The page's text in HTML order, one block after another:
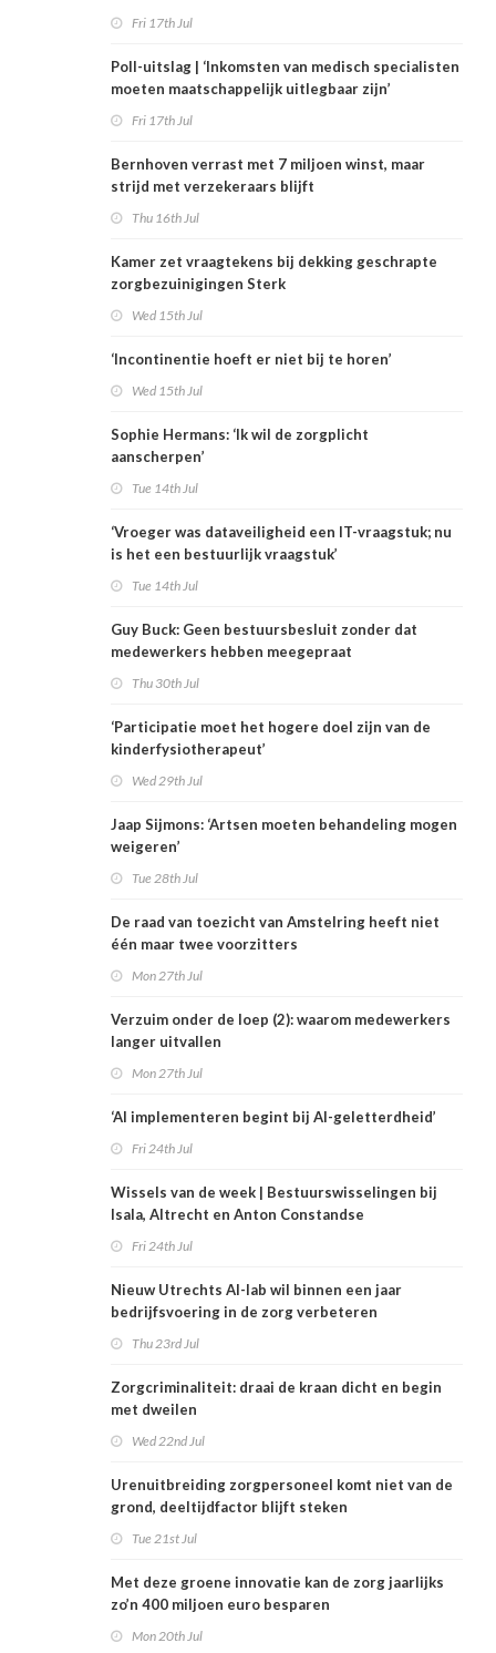
Fri 17th Jul
Poll-uitslag | ‘Inkomsten van medisch specialisten
moeten maatschappelijk uitlegbaar zijn’
Fri 17th Jul
Bernhoven verrast met 7 miljoen winst, maar
strijd met verzekeraars blijft
Thu 16th Jul
Kamer zet vraagtekens bij dekking geschrapte
zorgbezuinigingen Sterk
Wed 15th Jul
‘Incontinentie hoeft er niet bij te horen’
Wed 15th Jul
Sophie Hermans: ‘Ik wil de zorgplicht
aanscherpen’
Tue 14th Jul
‘Vroeger was dataveiligheid een IT-vraagstuk; nu
is het een bestuurlijk vraagstuk’
Tue 14th Jul
Guy Buck: Geen bestuursbesluit zonder dat
medewerkers hebben meegepraat
Thu 30th Jul
‘Participatie moet het hogere doel zijn van de
kinderfysiotherapeut’
Wed 29th Jul
Jaap Sijmons: ‘Artsen moeten behandeling mogen
weigeren’
Tue 28th Jul
De raad van toezicht van Amstelring heeft niet
één maar twee voorzitters
Mon 27th Jul
Verzuim onder de loep (2): waarom medewerkers
langer uitvallen
Mon 27th Jul
‘AI implementeren begint bij AI-geletterdheid’
Fri 24th Jul
Wissels van de week | Bestuurswisselingen bij
Isala, Altrecht en Anton Constandse
Fri 24th Jul
Nieuw Utrechts AI-lab wil binnen een jaar
bedrijfsvoering in de zorg verbeteren
Thu 23rd Jul
Zorgcriminaliteit: draai de kraan dicht en begin
met dweilen
Wed 22nd Jul
Urenuitbreiding zorgpersoneel komt niet van de
grond, deeltijdfactor blijft steken
Tue 21st Jul
Met deze groene innovatie kan de zorg jaarlijks
zo’n 400 miljoen euro besparen
Mon 20th Jul